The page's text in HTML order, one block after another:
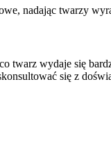
nadając twarzy
twarz wydaje się
się z